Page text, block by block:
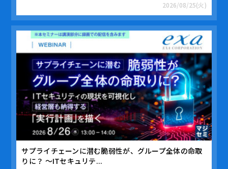
2026/08/25(火)
サプライチェーンに潜む脆弱性が、グループ全体の命取
りに？ ～ITセキュリテ...